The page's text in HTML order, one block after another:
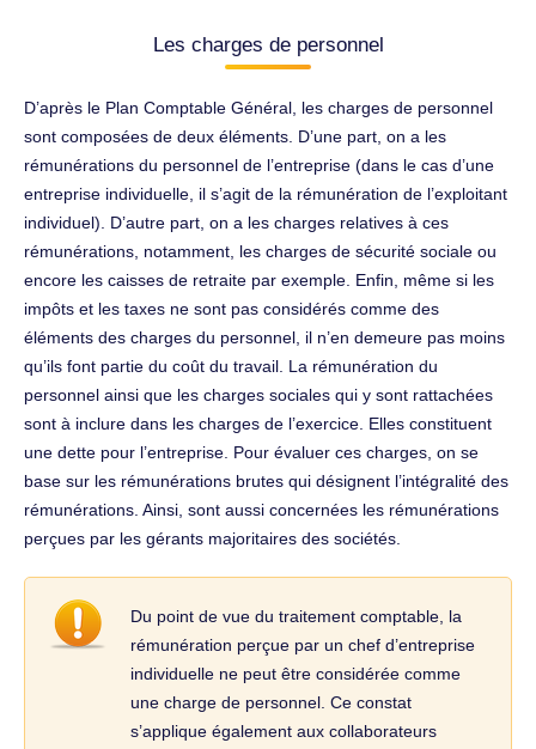
Les charges de personnel
D’après le Plan Comptable Général, les charges de personnel
sont composées de deux éléments. D’une part, on a les
rémunérations du personnel de l’entreprise (dans le cas d’une
entreprise individuelle, il s’agit de la rémunération de l’exploitant
individuel). D’autre part, on a les charges relatives à ces
rémunérations, notamment, les charges de sécurité sociale ou
encore les caisses de retraite par exemple. Enfin, même si les
impôts et les taxes ne sont pas considérés comme des
éléments des charges du personnel, il n’en demeure pas moins
qu’ils font partie du coût du travail. La rémunération du
personnel ainsi que les charges sociales qui y sont rattachées
sont à inclure dans les charges de l’exercice. Elles constituent
une dette pour l’entreprise. Pour évaluer ces charges, on se
base sur les rémunérations brutes qui désignent l’intégralité des
rémunérations. Ainsi, sont aussi concernées les rémunérations
perçues par les gérants majoritaires des sociétés.
Du point de vue du traitement comptable, la
rémunération perçue par un chef d’entreprise
individuelle ne peut être considérée comme
une charge de personnel. Ce constat
s’applique également aux collaborateurs